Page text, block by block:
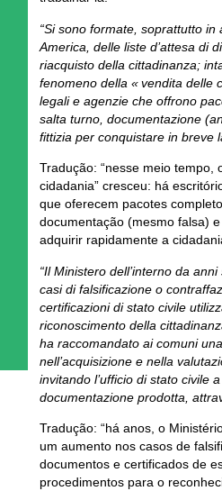
“Si sono formate, soprattutto in
America, delle liste d’attesa di
riacquisto della cittadinanza;
fenomeno della « vendita delle
legali e agenzie che offrono
salta turno, documentazione
fittizia per conquistare in breve
Tradução: “nesse meio tempo,
cidadania” cresceu: há
que oferecem pacotes
documentação (mesmo falsa)
adquirir rapidamente a
“Il Ministero dell’interno da
casi di falsificazione o
certificazioni di stato civile
riconoscimento della
ha raccomandato ai comuni
nell’acquisizione e nella
invitando l’ufficio di stato civile
documentazione prodotta,
Tradução: “há anos, o
um aumento nos casos de
documentos e certificados de
procedimentos para o